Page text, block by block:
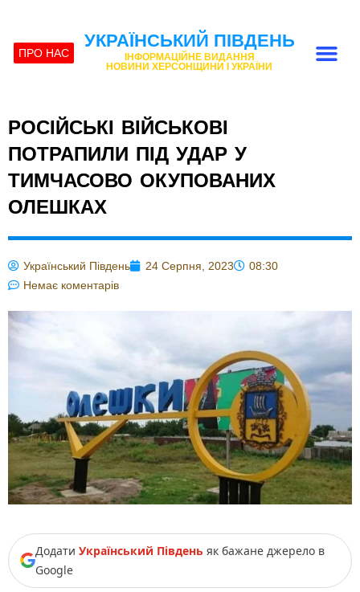
ПРО НАС
УКРАЇНСЬКИЙ ПІВДЕНЬ
ІНФОРМАЦІЙНЕ ВИДАННЯ
НОВИНИ ХЕРСОНЩИНИ І УКРАЇНИ
РОСІЙСЬКІ ВІЙСЬКОВІ
ПОТРАПИЛИ ПІД УДАР У
ТИМЧАСОВО ОКУПОВАНИХ
ОЛЕШКАХ
Український Південь 24 Серпня, 2023
08:30
Немає коментарів
Додати Український Південь як бажане джерело в
Google